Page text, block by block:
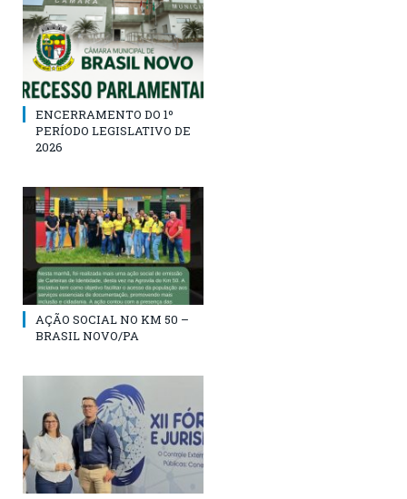
ENCERRAMENTO DO 1º
PERÍODO LEGISLATIVO DE
2026
AÇÃO SOCIAL NO KM 50 –
BRASIL NOVO/PA